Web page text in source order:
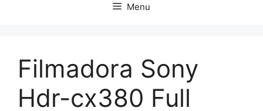
Menu
Filmadora Sony
Hdr-cx380 Full